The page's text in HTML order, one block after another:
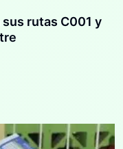
rutas C001 y